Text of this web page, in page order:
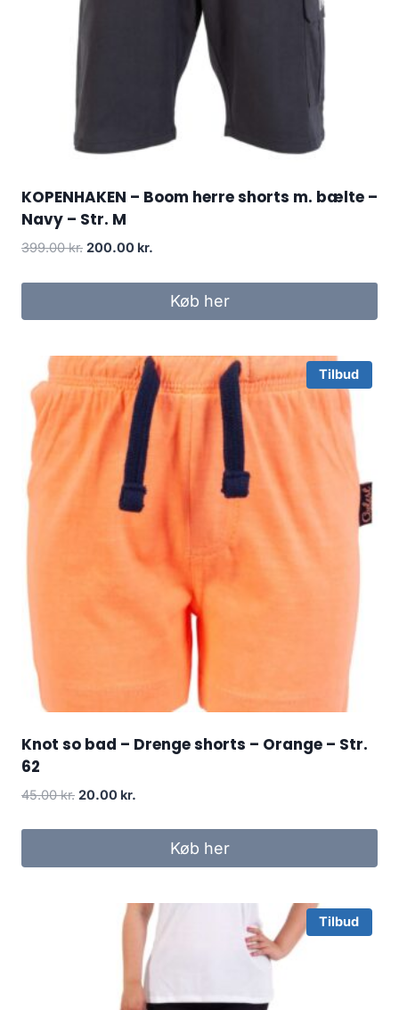
KOPENHAKEN – Boom herre shorts m. bælte –
Navy – Str. M
399.00kr. Original
was:
200.00 kr.
is:
200.00 kr..
Køb her
Tilbud
Knot so bad – Drenge shorts – Orange – Str.
62
45.00kr. Original
20.00 kr.
20.00 kr..Køb her
Tilbud